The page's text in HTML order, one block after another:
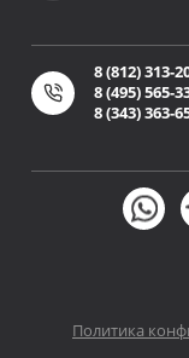
8 (812) 313-
8 (495) 565-
8 (343) 363-
Политика